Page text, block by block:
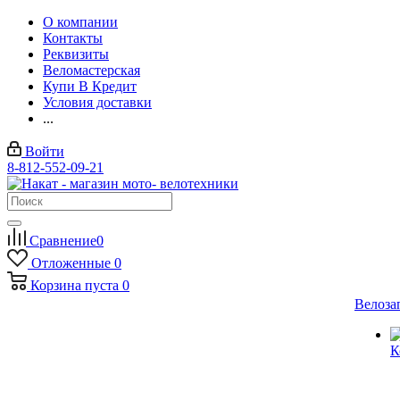
О компании
Контакты
Реквизиты
Веломастерская
Купи В Кредит
Условия доставки
...
Войти
8-812-552-09-21
Сравнение0
Отложенные 0
Корзина пуста 0